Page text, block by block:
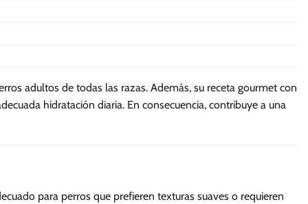
adultos de todas las razas. Además, su receta gourmet con
hidratación diaria. En consecuencia, contribuye a una
para perros que prefieren texturas suaves o requieren